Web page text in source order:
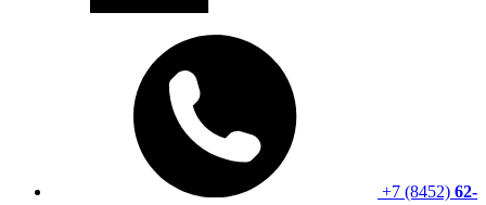
+7 (8452) 62-